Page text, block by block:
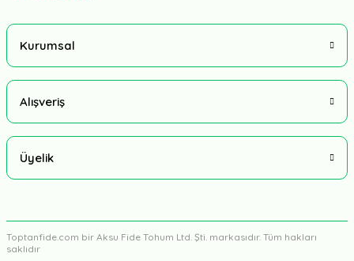
Kurumsal
Alışveriş
Üyelik
Toptanfide.com bir Aksu Fide Tohum Ltd. Şti. markasıdır. Tüm hakları
saklıdır